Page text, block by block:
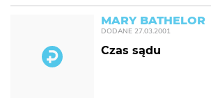
MARY BATHELOR
DODANE 27.03.2001
Czas sądu